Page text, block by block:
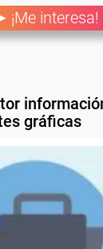
¡Me interesa!
gráficas